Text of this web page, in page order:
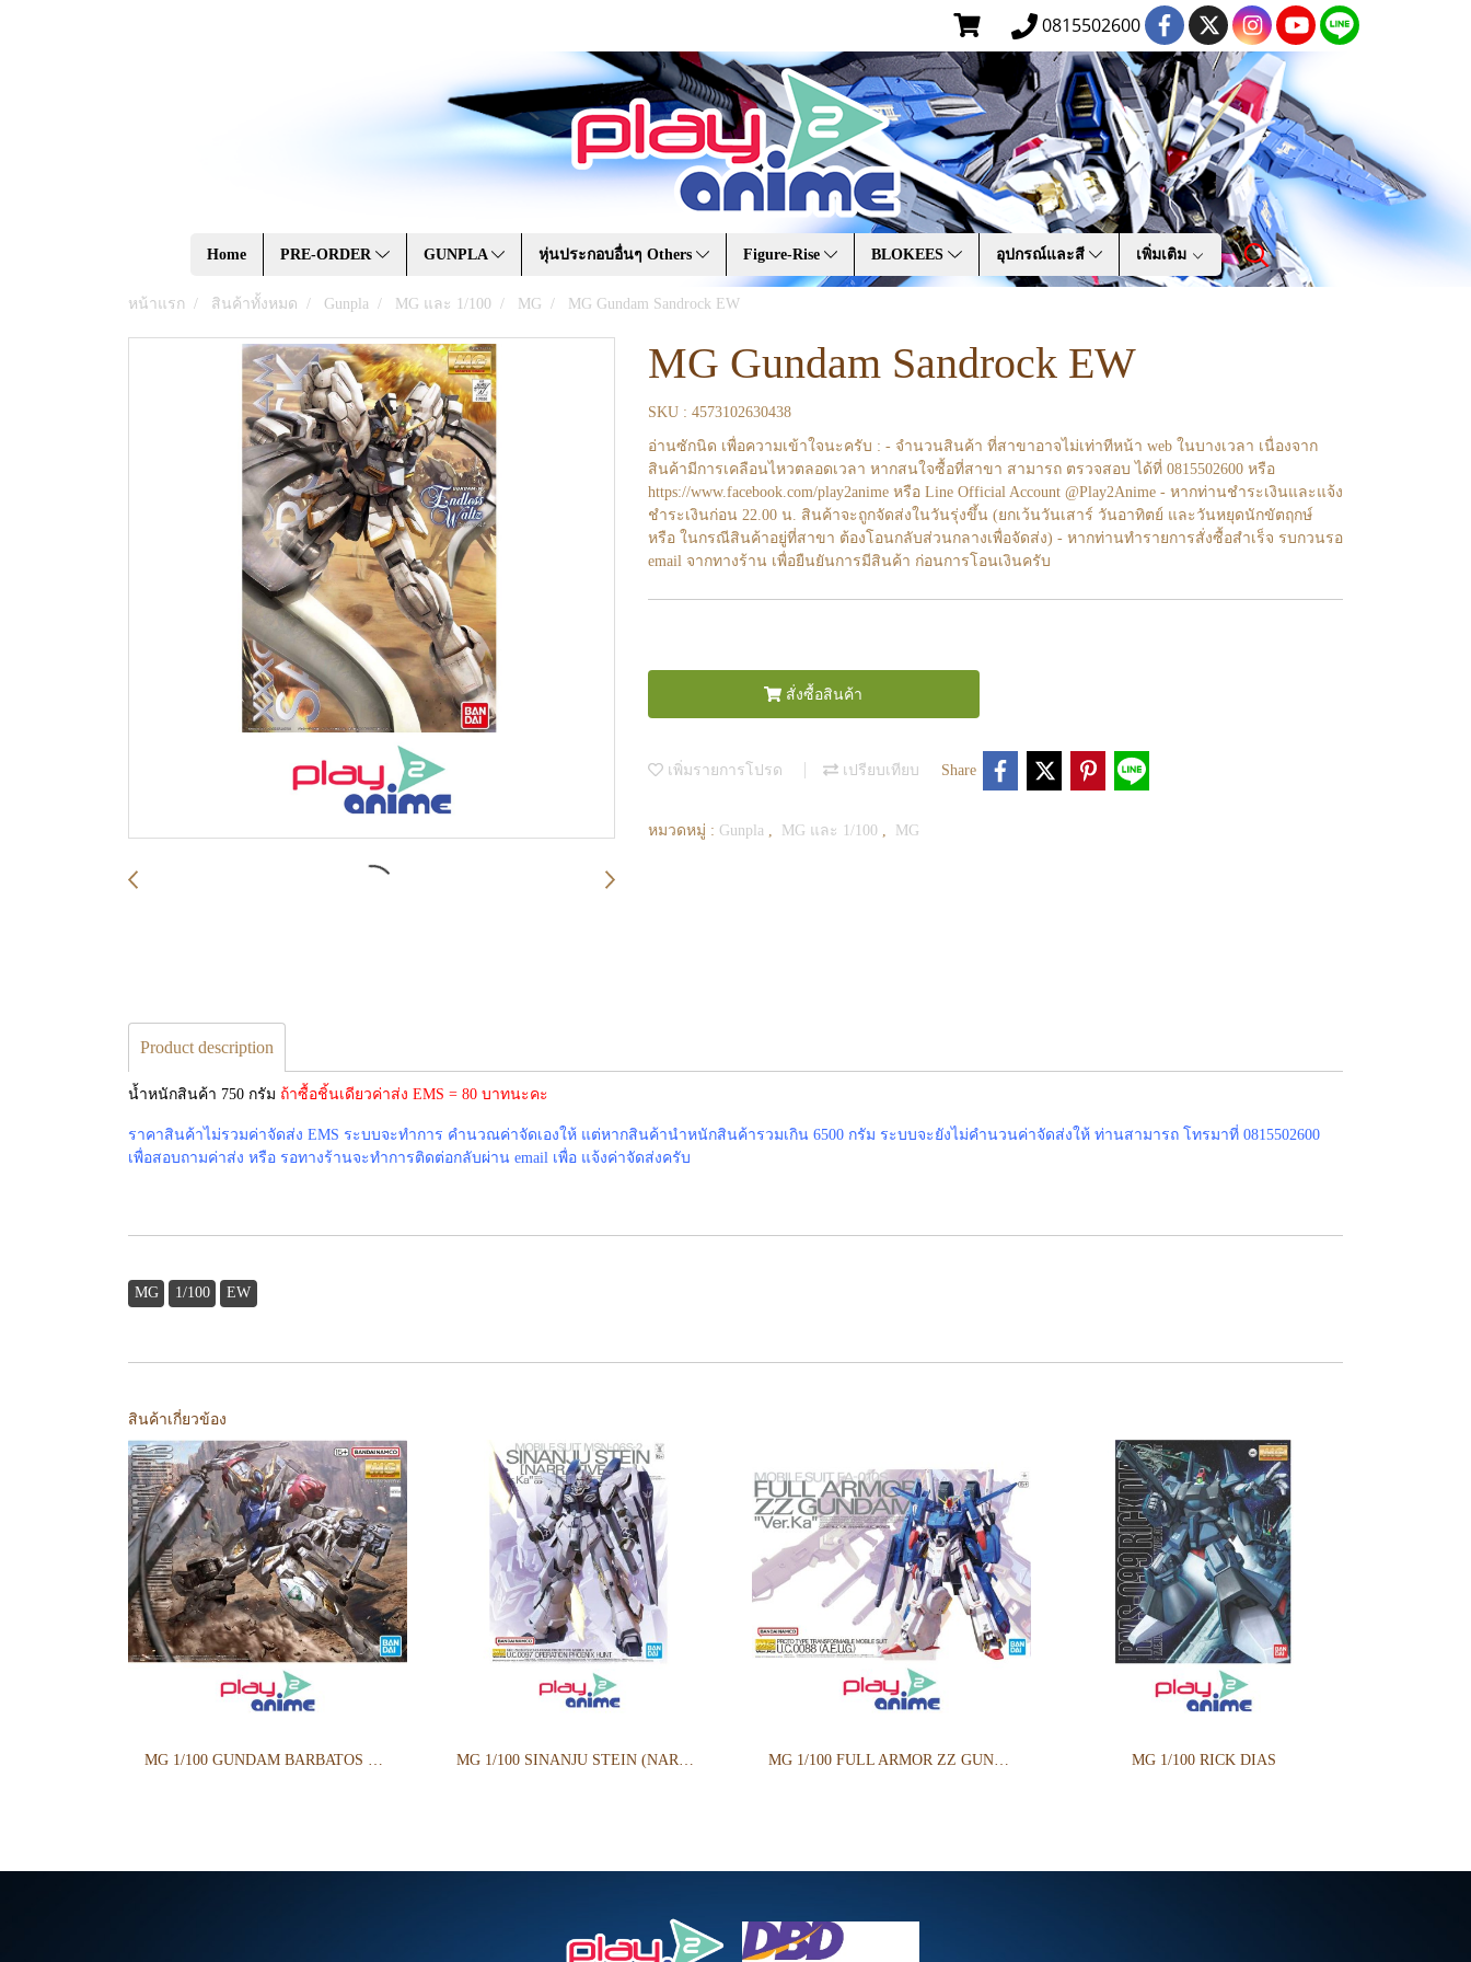
0815502600
Home PRE-ORDER GUNPLA หุ่นประกอบอื่นๆ Others Figure-Rise BLOKEES อุปกรณ์และสี เพิ่มเติม
หน้าแรก สินค้าทั้งหมด Gunpla MG และ 1/100 MG MG Gundam Sandrock EW
MG Gundam Sandrock EW
SKU : 4573102630438
อ่านซักนิด เพื่อความเข้าใจนะครับ : - จำนวนสินค้า ที่สาขาอาจไม่เท่าทีหน้า web ในบางเวลา เนื่องจาก
สินค้ามีการเคลือนไหวตลอดเวลา หากสนใจซื้อที่สาขา สามารถ ตรวจสอบ ได้ที่ 0815502600 หรือ
https://www.facebook.com/play2anime หรือ Line Official Account @Play2Anime - หากท่านชำระเงินและแจ้ง
ชำระเงินก่อน 22.00 น. สินค้าจะถูกจัดส่งในวันรุ่งขึ้น (ยกเว้นวันเสาร์ วันอาทิตย์ และวันหยุดนักขัตฤกษ์
หรือ ในกรณีสินค้าอยู่ที่สาขา ต้องโอนกลับส่วนกลางเพื่อจัดส่ง) - หากท่านทำรายการสั่งซื้อสำเร็จ รบกวนรอ
email จากทางร้าน เพื่อยืนยันการมีสินค้า ก่อนการโอนเงินครับ
สั่งซื้อสินค้า
เพิ่มรายการโปรด เปรียบเทียบ Share
หมวดหมู่ : Gunpla MG และ 1/100 MG
Product description
น้ำหนักสินค้า 750 กรัม ถ้าซื้อชิ้นเดียวค่าส่ง EMS = 80 บาทนะคะ
ราคาสินค้าไม่รวมค่าจัดส่ง EMS ระบบจะทำการ คำนวณค่าจัดเองให้ แต่หากสินค้านำหนักสินค้ารวมเกิน 6500 กรัม ระบบจะยังไม่คำนวนค่าจัดส่งให้ ท่านสามารถ โทรมาที่ 0815502600
เพื่อสอบถามค่าส่ง หรือ รอทางร้านจะทำการติดต่อกลับผ่าน email เพื่อ แจ้งค่าจัดส่งครับ
MG 1/100 EW
สินค้าเกี่ยวข้อง
MG 1/100 GUNDAM BARBATOS LUPUS MG 1/100 SINANJU STEIN (NARRATIVE VER.) VER.KA MG 1/100 FULL ARMOR ZZ GUNDAM Ver.Ka MG 1/100 RICK DIAS